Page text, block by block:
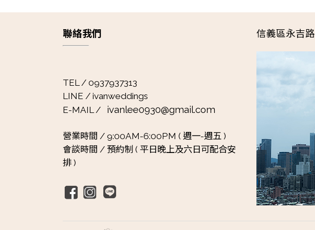
聯絡我們
TEL / 0937937313
LINE / ivanweddings
E-MAIL / ivanlee0930@gmail.com
營業時間 / 9:00AM-6:00PM ( 週一-週五 )
會談時間 / 預約制 ( 平日晚上及六日可配合安
排 )
信義區永吉路